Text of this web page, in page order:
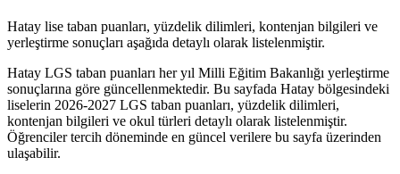
Hatay lise taban puanları, yüzdelik dilimleri, kontenjan bilgileri ve
yerleştirme sonuçları aşağıda detaylı olarak listelenmiştir.
Hatay LGS taban puanları her yıl Milli Eğitim Bakanlığı yerleştirme
sonuçlarına göre güncellenmektedir. Bu sayfada Hatay bölgesindeki
liselerin 2026-2027 LGS taban puanları, yüzdelik dilimleri,
kontenjan bilgileri ve okul türleri detaylı olarak listelenmiştir.
Öğrenciler tercih döneminde en güncel verilere bu sayfa üzerinden
ulaşabilir.